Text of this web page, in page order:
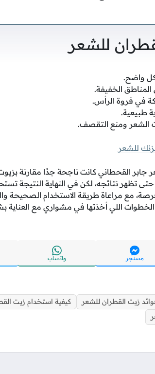
للشعر
واضح.
الخفيفة.
في فروة الرأس.
طبيعية.
الشعر ومنع التقصف.
للشعر
جابر القحطاني كانت ناجحة جدًا مقارنة
تظهر نتائجه، لكن في النهاية النتيجة
مع مراعاة طريقة الاستخدام الصحيحة
اللي أخذتها في مشواري مع العناية
مسنجر واتساب
زيت القطران للشعر
كيفية استخدام زيت